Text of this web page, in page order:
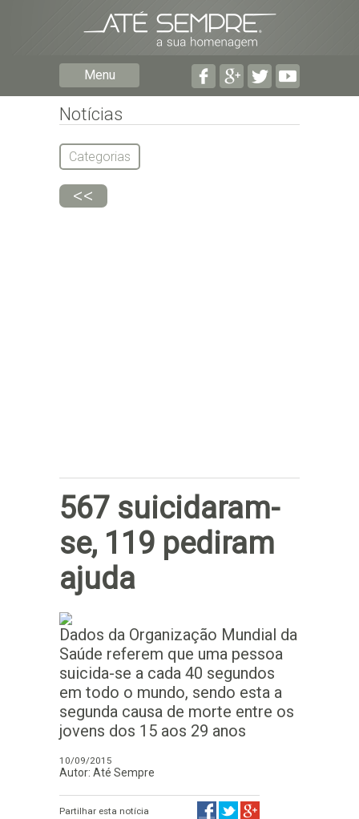
Menu
Notícias
Categorias
<<
567 suicidaram-
se, 119 pediram
ajuda
Dados da Organização Mundial da
Saúde referem que uma pessoa
suicida-se a cada 40 segundos
em todo o mundo, sendo esta a
segunda causa de morte entre os
jovens dos 15 aos 29 anos
10/09/2015
Autor: Até Sempre
Partilhar esta notícia
Preencha o formulário seguinte para ser notificado de
falecimentos em determinado concelho.
Subscrever
Preencha os seguintes campos com a informação mais
pormenorizada possível: